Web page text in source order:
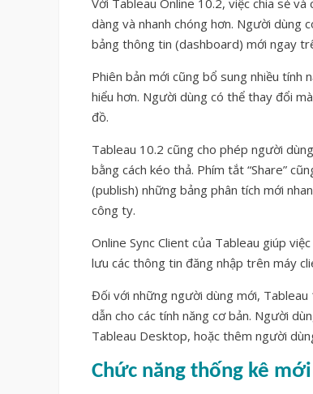
Với Tableau Online 10.2, việc chia sẻ
dàng và nhanh chóng hơn. Người dùng
bảng thông tin (dashboard) mới ngay
Phiên bản mới cũng bổ sung nhiều
hiểu hơn. Người dùng có thể thay đổi
đồ.
Tableau 10.2 cũng cho phép người
bằng cách kéo thả. Phím tắt “Share”
(publish) những bảng phân tích mới
công ty.
Online Sync Client của Tableau giúp
lưu các thông tin đăng nhập trên máy
Đối với những người dùng mới,
dẫn cho các tính năng cơ bản. Người
Tableau Desktop, hoặc thêm người
Chức năng thống kê mới